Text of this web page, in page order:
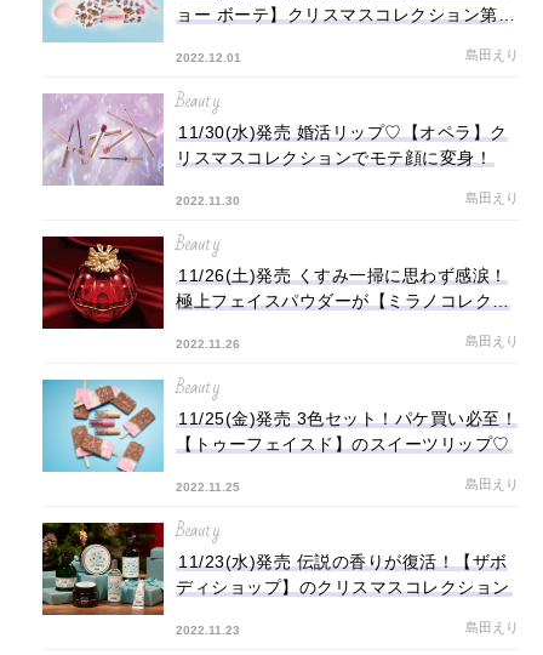
ョー ボーテ】クリスマスコレクション第2
2022.12.01 島田えり
Beauty
11/30(水)発売 婚活リップ♡【オペラ】ク
リスマスコレクションでモテ顔に変身！
2022.11.30 島田えり
Beauty
11/26(土)発売 くすみ一掃に思わず感涙！
極上フェイスパウダーが【ミラノコレクシ
2022.11.26 島田えり
Beauty
11/25(金)発売 3色セット！パケ買い必至！
【トゥーフェイスド】のスイーツリップ♡
2022.11.25 島田えり
Beauty
11/23(水)発売 伝説の香りが復活！【ザボ
ディショップ】のクリスマスコレクション
2022.11.23 島田えり